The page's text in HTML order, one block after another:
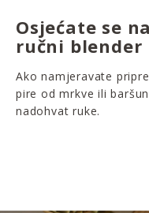
Osjećate se
ručni blender
Ako namjeravate
pire od mrkve ili
nadohvat ruke.